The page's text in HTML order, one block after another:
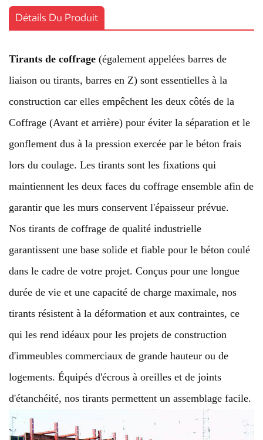
Détails Du Produit
Tirants de coffrage (également appelées barres de
liaison ou tirants, barres en Z) sont essentielles à la
construction car elles empêchent les deux côtés de la
Coffrage (Avant et arrière) pour éviter la séparation et le
gonflement dus à la pression exercée par le béton frais
lors du coulage. Les tirants sont les fixations qui
maintiennent les deux faces du coffrage ensemble afin de
garantir que les murs conservent l'épaisseur prévue.
Nos tirants de coffrage de qualité industrielle
garantissent une base solide et fiable pour le béton coulé
dans le cadre de votre projet. Conçus pour une longue
durée de vie et une capacité de charge maximale, nos
tirants résistent à la déformation et aux contraintes, ce
qui les rend idéaux pour les projets de construction
d'immeubles commerciaux de grande hauteur ou de
logements. Équipés d'écrous à oreilles et de joints
d'étanchéité, nos tirants permettent un assemblage facile.